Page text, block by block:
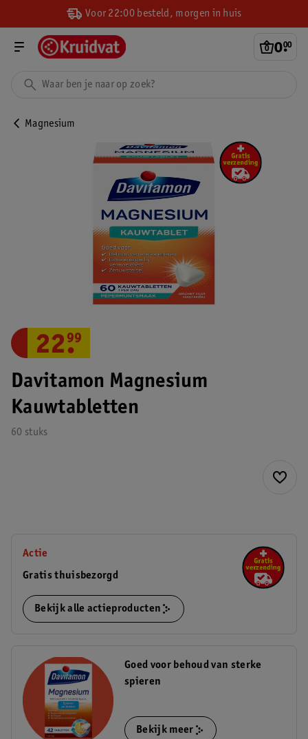
Voor 22:00 besteld, morgen in huis
0.
00
Magnesium
Davitamon Magnesium
Kauwtabletten
60 stuks
22.
99
Actie
Gratis thuisbezorgd
Bekijk alle actieproducten
Goed voor behoud van sterke
spieren
Bekijk meer